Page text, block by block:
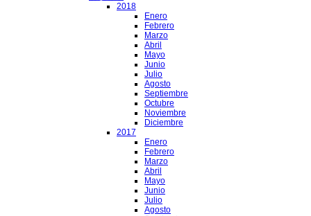
2018
Enero
Febrero
Marzo
Abril
Mayo
Junio
Julio
Agosto
Septiembre
Octubre
Noviembre
Diciembre
2017
Enero
Febrero
Marzo
Abril
Mayo
Junio
Julio
Agosto